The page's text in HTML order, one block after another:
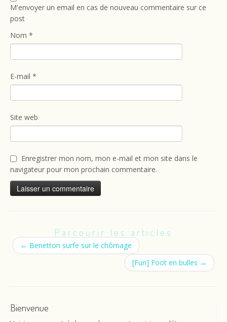
M'envoyer un email en cas de nouveau commentaire sur ce
post
Nom *
E-mail *
Site web
Enregistrer mon nom, mon e-mail et mon site dans le
navigateur pour mon prochain commentaire.
Parcourir les articles
← Benetton surfe sur le chômage
[Fun] Foot en bulles →
Bienvenue